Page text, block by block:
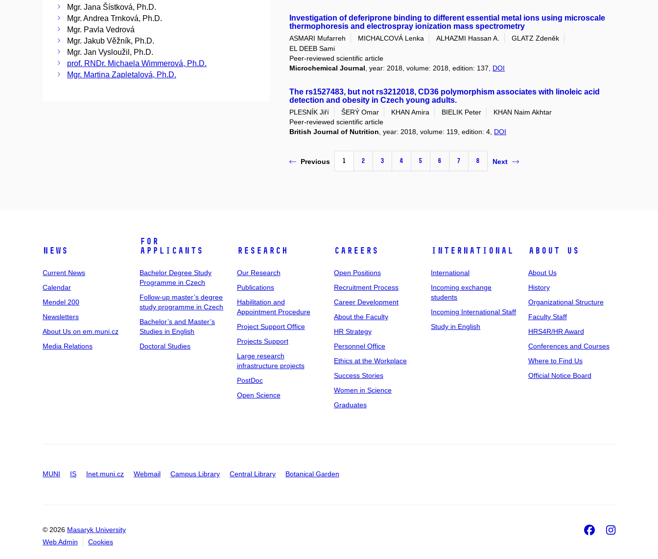
Mgr. Jana Šístková, Ph.D.
Mgr. Andrea Trnková, Ph.D.
Mgr. Pavla Vedrová
Mgr. Jakub Věžník, Ph.D.
Mgr. Jan Vysloužil, Ph.D.
prof. RNDr. Michaela Wimmerová, Ph.D.
Mgr. Martina Zapletalová, Ph.D.
Investigation of deferiprone binding to different essential metal ions using microscale
thermophoresis and electrospray ionization mass spectrometry
ASMARI Mufarreh MICHALCOVÁ Lenka ALHAZMI Hassan A.
GLATZ Zdeněk
EL DEEB Sami
Peer-reviewed scientific article
Microchemical Journal , year: 2018, volume: 2018, edition: 137, DOI
The rs1527483, but not rs3212018, CD36 polymorphism associates with linoleic acid
detection and obesity in Czech young adults.
PLESNÍK Jiří ŠERÝ Omar KHAN Amira BIELIK Peter
KHAN Naim Akhtar
Peer-reviewed scientific article
British Journal of Nutrition, year: 2018, volume: 119, edition: 4, DOI
Previous 1 2 3 4 5 6 7 8 Next
News
Current News
Calendar
Mendel 200
Newsletters
About Us on em.muni.cz
Media Relations
For
Applicants
Bachelor Degree Study
Programme in Czech
Follow-up master’s degree
study programme in Czech
Bachelor’s and Master’s
Studies in English
Doctoral Studies
Research
Our Research
Publications
Habilitation and
Appointment Procedure
Project Support Office
Projects Support
Large research
infrastructure projects
PostDoc
Open Science
Careers
Open Positions
Recruitment Process
Career Development
About the Faculty
HR Strategy
Personnel Office
Ethics at the Workplace
Success Stories
Women in Science
Graduates
International
International
Incoming exchange
students
Incoming International Staff
Study in English
About Us
About Us
History
Organizational Structure
Faculty Staff
HRS4R/HR Award
Conferences and Courses
Where to Find Us
Official Notice Board
MUNI IS Inet.muni.cz Webmail Campus Library Central Library Botanical Garden
© 2026 Masaryk University
Web Admin
Cookies
Facebook